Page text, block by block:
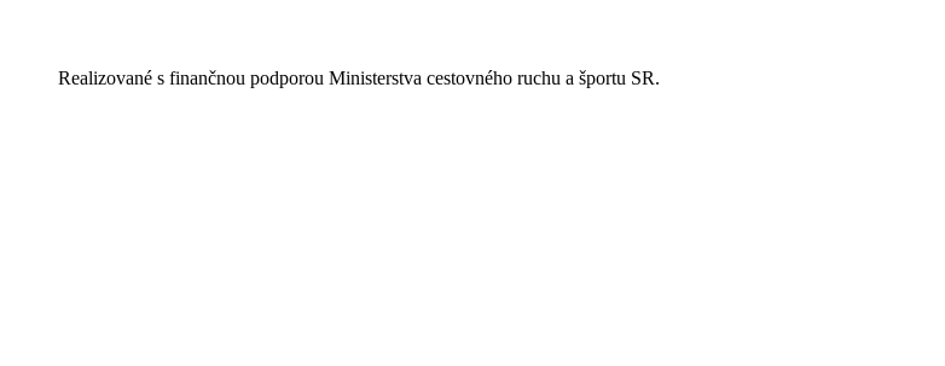
Realizované s finančnou podporou Ministerstva cestovného ruchu a športu SR.